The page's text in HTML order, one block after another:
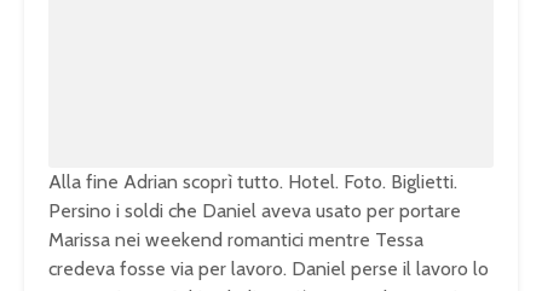
Alla fine Adrian scoprì tutto. Hotel. Foto. Biglietti.
Persino i soldi che Daniel aveva usato per portare
Marissa nei weekend romantici mentre Tessa
credeva fosse via per lavoro. Daniel perse il lavoro lo